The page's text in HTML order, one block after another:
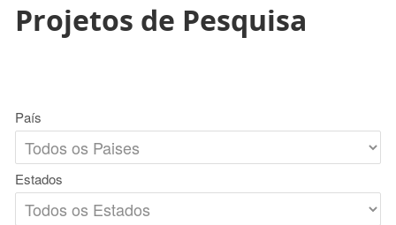
Projetos de Pesquisa
País
Estados